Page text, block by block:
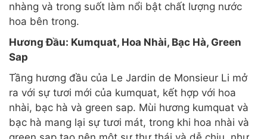
nhàng và trong suốt làm nổi bật chất lượng nước
hoa bên trong.
Hương Đầu: Kumquat, Hoa Nhài, Bạc Hà, Green
Sap
Tầng hương đầu của Le Jardin de Monsieur Li mở
ra với sự tươi mới của kumquat, kết hợp với hoa
nhài, bạc hà và green sap. Mùi hương kumquat và
bạc hà mang lại sự tươi mát, trong khi hoa nhài và